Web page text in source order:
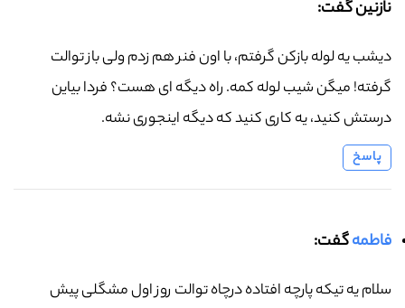
نازنین گفت:
دیشب یه لوله بازکن گرفتم، با اون فنر هم زدم ولی باز توالت
گرفته! میگن شیب لوله کمه. راه دیگه ای هست؟ فردا بیاین
درستش کنید، یه کاری کنید که دیگه اینجوری نشه.
پاسخ
فاطمهگفت:
سلام یه تیکه پارچه افتاده درچاه توالت روز اول مشگلی پیش